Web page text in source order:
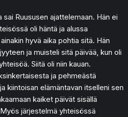
Ruususen ajattelemaan. Hän ei
oli häntä ja alussa
hyvä aika pohtia sitä. Hän
ja muisteli sitä päivää, kun oli
Siitä oli niin kauan.
ja pehmeästä
kiintoisan elämäntavan itselleni sen
kaiket päivät sisällä
järjestelmä yhteisössä